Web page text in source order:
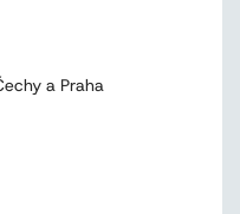
a Praha